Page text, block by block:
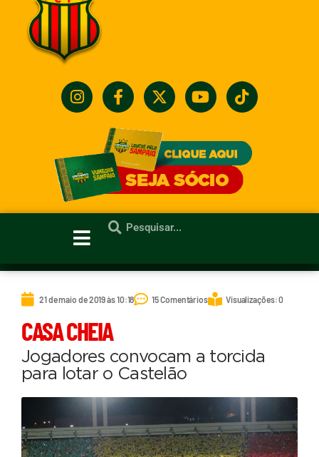
21 de maio de 2019 às 10:18 15 Comentários Visualizações: 0
CASA CHEIA
Jogadores convocam a torcida
para lotar o Castelão